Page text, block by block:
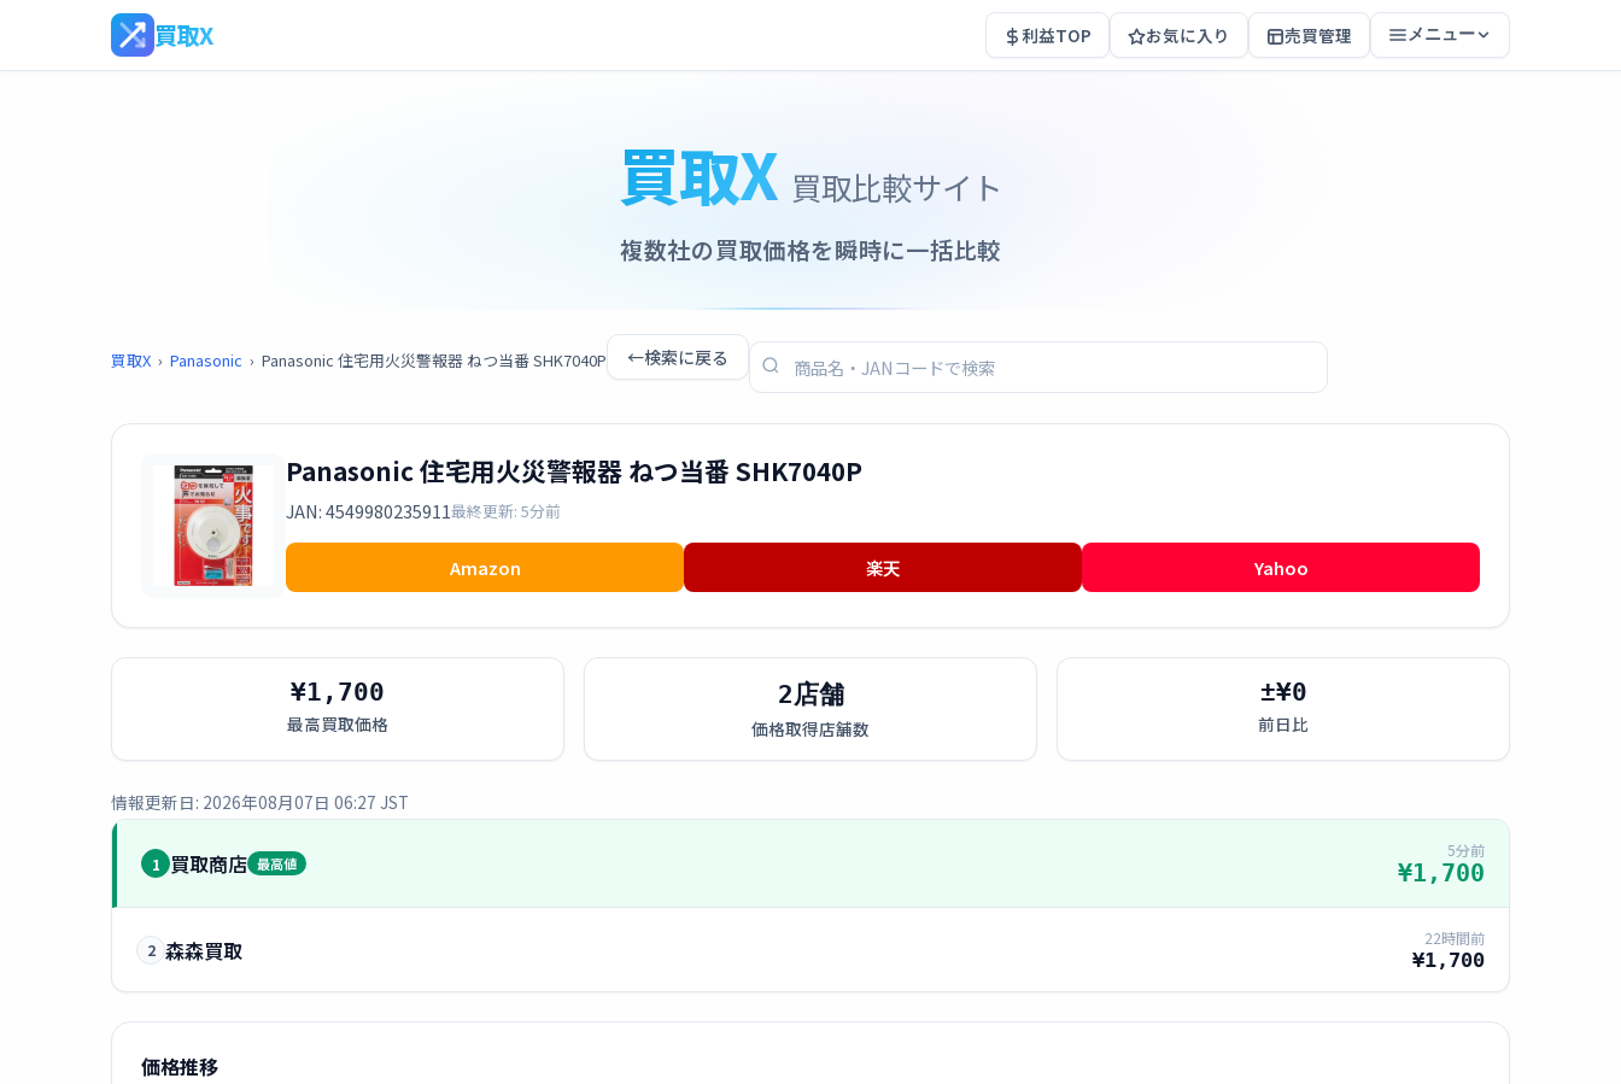
買取X 利益TOP お気に入り 売買管理 メニュー
買取X 買取比較サイト
複数社の買取価格を瞬時に一括比較
買取X › Panasonic › Panasonic 住宅用火災警報器 ねつ当番 SHK7040P ←検索に戻る
Panasonic 住宅用火災警報器 ねつ当番 SHK7040P
JAN: 4549980235911最終更新: 5分前
Amazon 楽天 Yahoo
¥1,700
最高買取価格
2店舗
価格取得店舗数
±¥0
前日比
情報更新日: 2026年08月07日 06:27 JST
1 買取商店 最高値
5分前
¥1,700
2 森森買取 22時間前
¥1,700
価格推移